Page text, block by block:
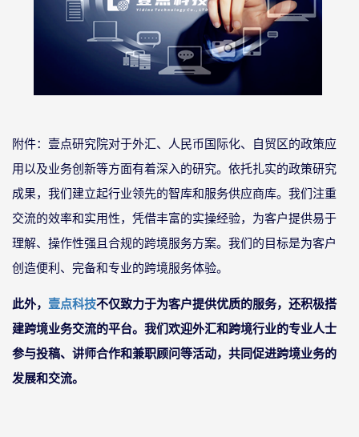
附件： 壹点研究院对于外汇、人民币国际化、自贸区的政策应
用以及业务创新等方面有着深入的研究。依托扎实的政策研究
成果，我们建立起行业领先的智库和服务供应商库。我们注重
交流的效率和实用性，凭借丰富的实操经验，为客户提供易于
理解、操作性强且合规的跨境服务方案。我们的目标是为客户
创造便利、完备和专业的跨境服务体验。
此外， 壹点科技不仅致力于为客户提供优质的服务，还积极搭
建跨境业务交流的平台。我们欢迎外汇和跨境行业的专业人士
参与投稿、讲师合作和兼职顾问等活动，共同促进跨境业务的
发展和交流。